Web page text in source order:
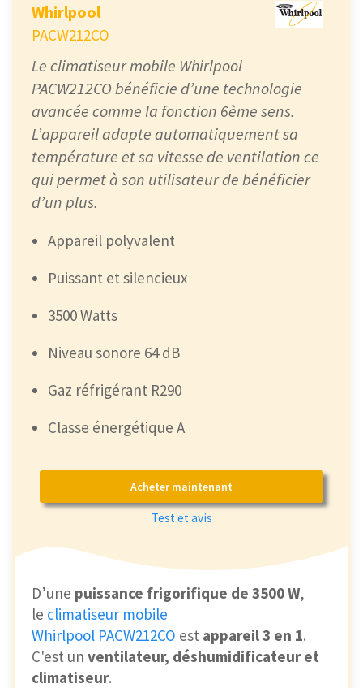
Whirlpool
PACW212CO
Le climatiseur mobile Whirlpool
PACW212CO bénéficie d’une technologie
avancée comme la fonction 6ème sens.
L’appareil adapte automatiquement sa
température et sa vitesse de ventilation ce
qui permet à son utilisateur de bénéficier
d’un plus.
Appareil polyvalent
Puissant et silencieux
3500 Watts
Niveau sonore 64 dB
Gaz réfrigérant R290
Classe énergétique A
Acheter maintenant
Test et avis
D’une puissance frigorifique de 3500 W,
le climatiseur mobile
Whirlpool PACW212CO est appareil 3 en 1.
C'est un ventilateur, déshumidificateur et
climatiseur.